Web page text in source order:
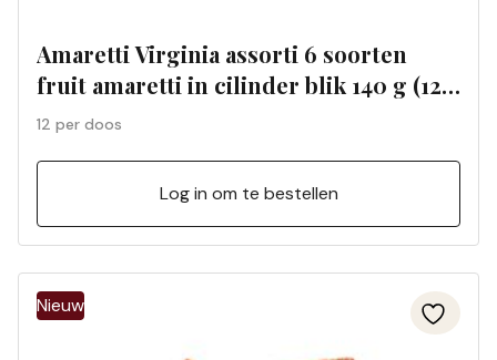
Amaretti Virginia assorti 6 soorten
fruit amaretti in cilinder blik 140 g (12
per doos)
12 per doos
Log in om te bestellen